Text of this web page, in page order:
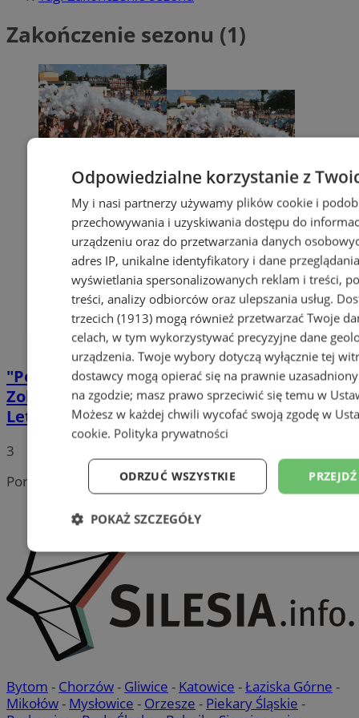
Zakończenie sezonu (1)
"Pożegnanie lata z MOSiR Ruda Śląska”.
Zobaczcie, jak bawiliśmy się na Basenie
Letnim!
3
Portal należy do sieci
Bytom - Chorzów- Gliwice - Katowice -Łaziska Górne -
Mikołów- Mysłowice - Orzesze - Piekary Śląskie -
Odpowiedzialne korzystanie z
My i nasi partnerzy używamy plików cookie i
przechowywania i uzyskiwania dostępu do
urządzeniu oraz do przetwarzania danych
adres IP, unikalne identyfikatory i dane
wyświetlania spersonalizowanych reklam i treści,
treści, analizy odbiorców oraz ulepszania usług.
trzecich (1913)mogą również przetwarzać Twoje
celach, w tym wykorzystywać precyzyjne dane
urządzenia. Twoje wybory dotyczą wyłącznie tej
dostawcy mogą opierać się na prawnie
na zgodzie; masz prawo sprzeciwić się temu w
Możesz w każdej chwili wycofać swoją zgodę w
cookie. Polityka prywatności
ODRZUĆ WSZYSTKIE
POKAŻ SZCZEGÓŁY
Niezbędne Wydajność Targetowanie
Niesklasyfikowane